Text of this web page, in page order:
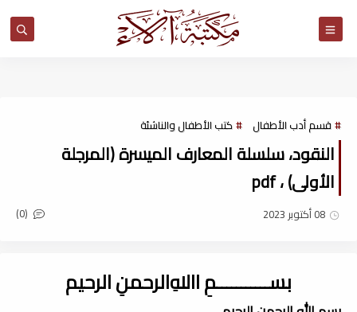
قسم أدب الأطفال كتب الأطفال والناشئة
النقود، سلسلة المعارف الميسرة (المرجلة
الأولى) ، pdf
08 أكتوبر 2023 (0)
بســـــــــــمِ اﷲِالرحمنِ الرحيم